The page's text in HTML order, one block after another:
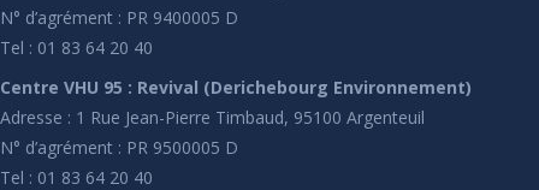
N° d’agrément : PR 9400005 D
Tel : 01 83 64 20 40
Centre VHU 95 : Revival (Derichebourg Environnement)
Adresse : 1 Rue Jean-Pierre Timbaud, 95100 Argenteuil
N° d’agrément : PR 9500005 D
Tel : 01 83 64 20 40